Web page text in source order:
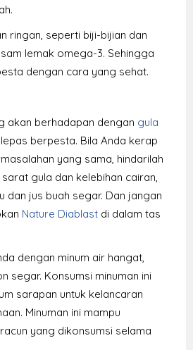
ringan, seperti biji-bijian dan
lemak omega-3. Sehingga
dengan cara yang sehat.
akan berhadapan dengan gula
berpesta. Bila Anda kerap
yang sama, hindarilah
gula dan kelebihan cairan,
dan jus buah segar. Dan jangan
Nature Diablast di dalam tas
dengan minum air hangat,
segar. Konsumsi minuman ini
sarapan untuk kelancaran
Minuman ini mampu
yang dikonsumsi selama